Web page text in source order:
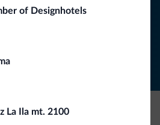
of Designhotels
La Ila mt. 2100